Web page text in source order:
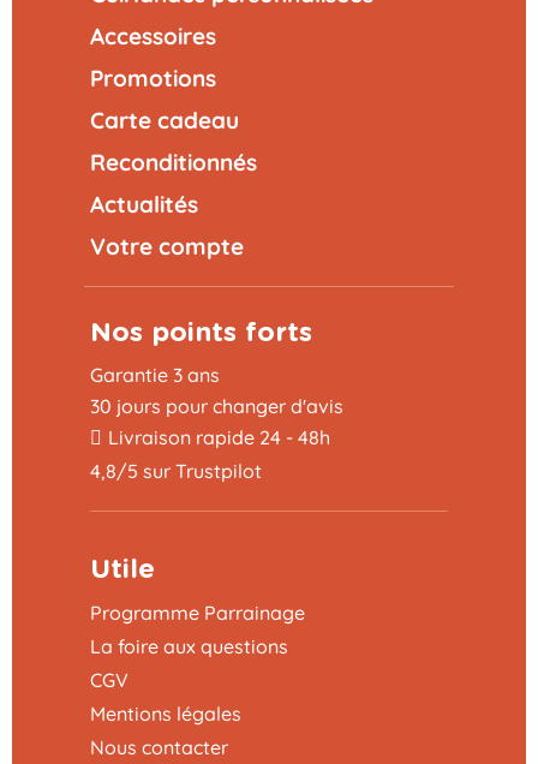
Accessoires
Promotions
Carte cadeau
Reconditionnés
Actualités
Votre compte
Nos points forts
Garantie 3 ans
30 jours pour changer d'avis
Livraison rapide 24 - 48h
4,8/5 sur Trustpilot
Utile
Programme Parrainage
La foire aux questions
CGV
Mentions légales
Nous contacter